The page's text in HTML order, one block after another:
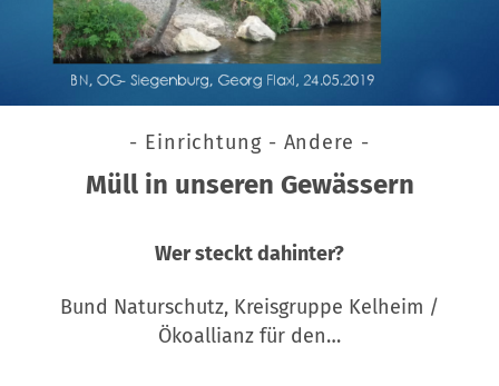
- Einrichtung - Andere -
Müll in unseren Gewässern
Wer steckt dahinter?
Bund Naturschutz, Kreisgruppe Kelheim /
Ökoallianz für den…